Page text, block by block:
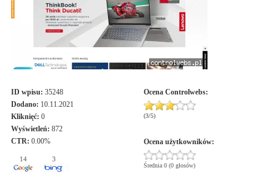
ID wpisu: 35248
Dodano: 10.11.2021
Kliknięć: 0
Wyświetleń: 872
CTR: 0.00%
14 3
Ocena Controlwebs:
(3/5)
Ocena użytkowników:
Średnia 0 (0 głosów)